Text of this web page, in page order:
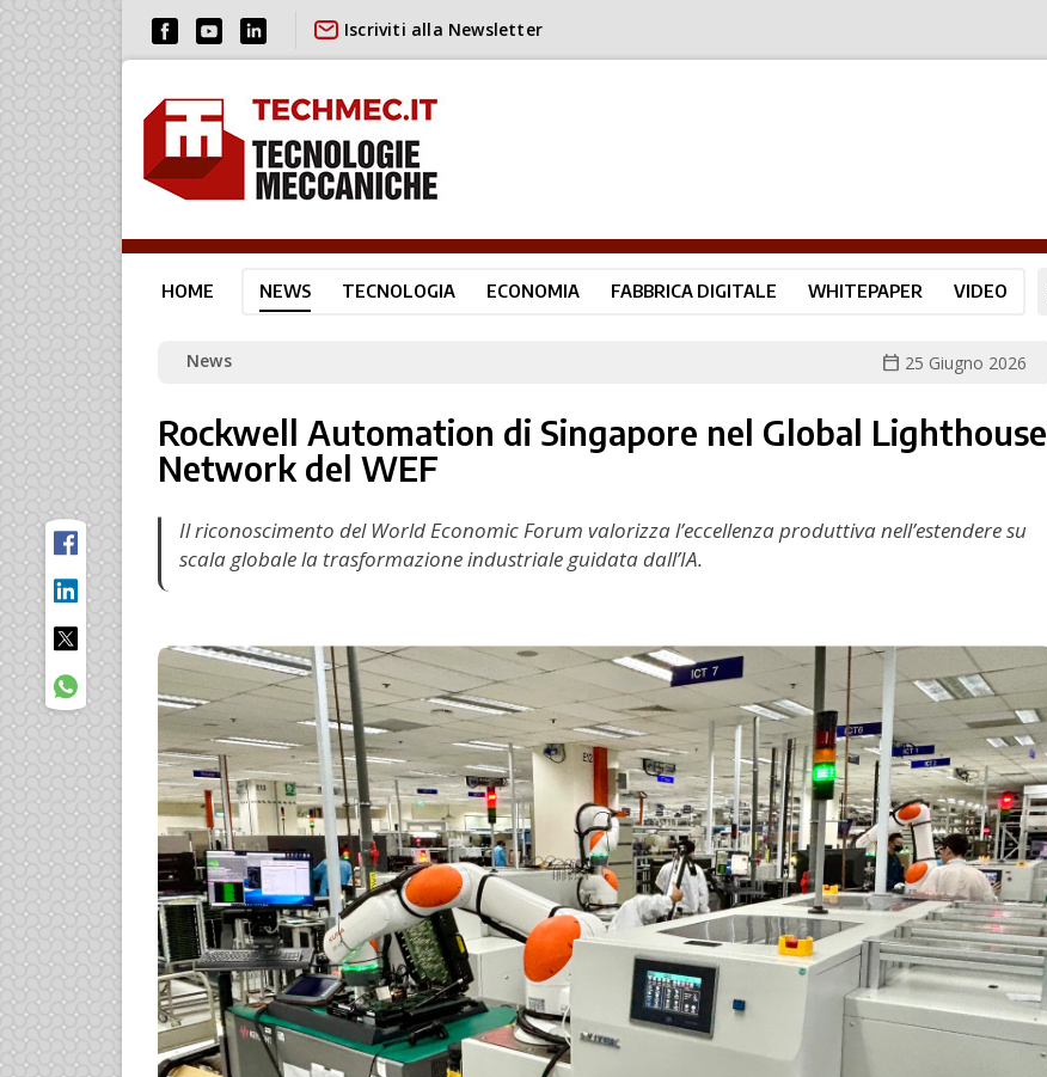
Iscriviti alla Newsletter
HOME NEWS TECNOLOGIA ECONOMIA FABBRICA DIGITALE WHITEPAPER VIDEO
News calendar_today 25 Giugno 2026
Rockwell Automation di Singapore nel Global Lighthouse
Network del WEF
Il riconoscimento del World Economic Forum valorizza l’eccellenza produttiva nell’estendere su
scala globale la trasformazione industriale guidata dall’IA.